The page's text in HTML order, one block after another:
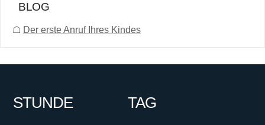
BLOG
☖ Der erste Anruf Ihres Kindes
STUNDE TAG